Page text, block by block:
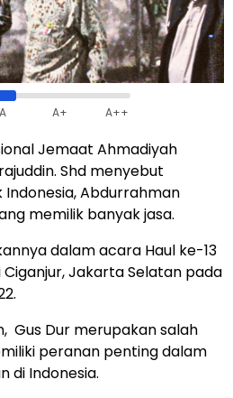
A A+ A++
Jemaat Ahmadiyah
Shd menyebut
Abdurrahman
memilik banyak jasa.
dalam acara Haul ke-13
Ciganjur, Jakarta Selatan pada
Gus Dur merupakan salah
peranan penting dalam
di Indonesia.